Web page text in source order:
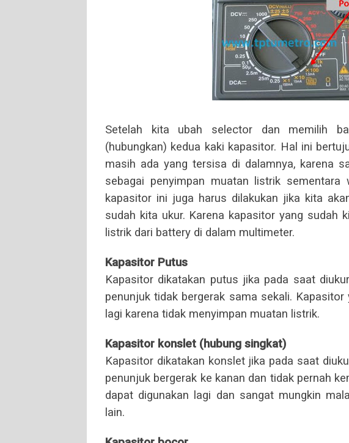
Setelah kita ubah selector dan memilih
(hubungkan) kedua kaki kapasitor. Hal ini
masih ada yang tersisa di dalamnya, karena
sebagai penyimpan muatan listrik sementara
kapasitor ini juga harus dilakukan jika kita
sudah kita ukur. Karena kapasitor yang sudah
listrik dari battery di dalam multimeter.
Kapasitor Putus
Kapasitor dikatakan putus jika pada saat
penunjuk tidak bergerak sama sekali.
lagi karena tidak menyimpan muatan listrik.
Kapasitor konslet (hubung singkat)
Kapasitor dikatakan konslet jika pada saat
penunjuk bergerak ke kanan dan tidak pernah
dapat digunakan lagi dan sangat mungkin
lain.